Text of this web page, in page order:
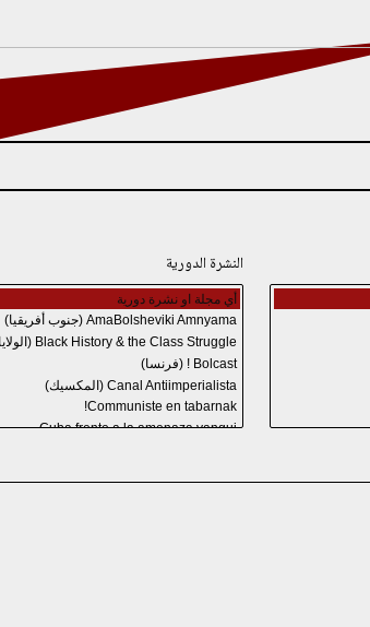
النشرة الدورية